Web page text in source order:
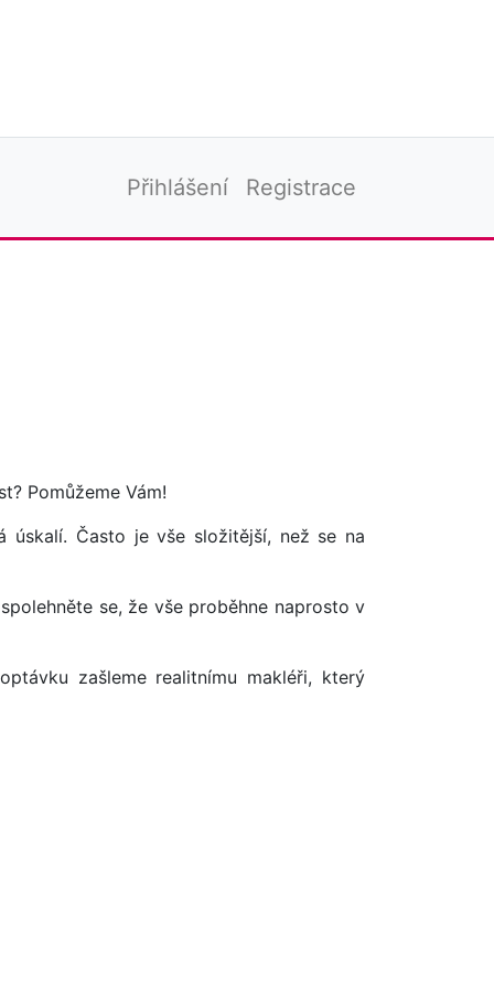
Přihlášení Registrace
Pomůžeme Vám!
úskalí. Často je vše složitější, než se na
se, že vše proběhne naprosto v
zašleme realitnímu makléři, který